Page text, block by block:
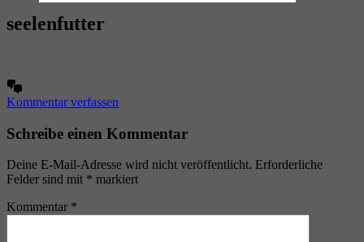
seelenfutter
Kommentar verfassen
Schreibe einen Kommentar
Deine E-Mail-Adresse wird nicht veröffentlicht. Erforderliche
Felder sind mit * markiert
Kommentar *